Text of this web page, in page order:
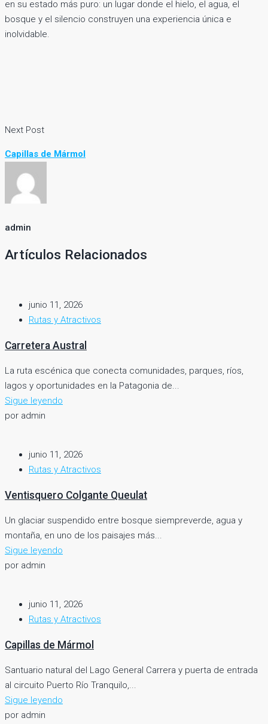
en su estado más puro: un lugar donde el hielo, el agua, el
bosque y el silencio construyen una experiencia única e
inolvidable.
Next Post
Capillas de Mármol
admin
Artículos Relacionados
junio 11, 2026
Rutas y Atractivos
Carretera Austral
La ruta escénica que conecta comunidades, parques, ríos,
lagos y oportunidades en la Patagonia de...
Sigue leyendo
por admin
junio 11, 2026
Rutas y Atractivos
Ventisquero Colgante Queulat
Un glaciar suspendido entre bosque siempreverde, agua y
montaña, en uno de los paisajes más...
Sigue leyendo
por admin
junio 11, 2026
Rutas y Atractivos
Capillas de Mármol
Santuario natural del Lago General Carrera y puerta de entrada
al circuito Puerto Río Tranquilo,...
Sigue leyendo
por admin